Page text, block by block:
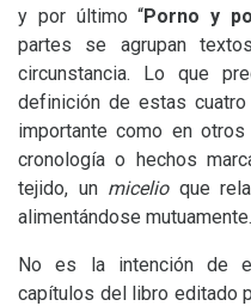
y por último “Porno y
partes se agrupan
circunstancia. Lo que
definición de estas
importante como en
cronología o hechos
tejido, un micelioque
alimentándose mutuamente.
No es la intención de
capítulos del libro editado